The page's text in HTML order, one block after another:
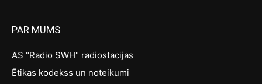
PAR MUMS
AS "Radio SWH" radiostacijas
Ētikas kodekss un noteikumi